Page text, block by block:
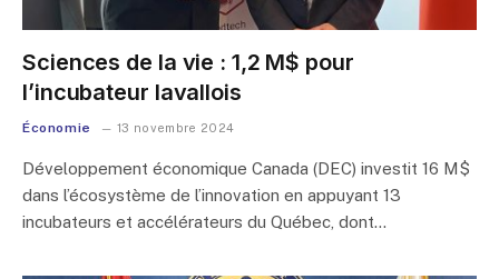
Sciences de la vie : 1,2 M$ pour
l’incubateur lavallois
Économie 13 novembre 2024
Développement économique Canada (DEC) investit 16 M$
dans l’écosystème de l’innovation en appuyant 13
incubateurs et accélérateurs du Québec, dont…